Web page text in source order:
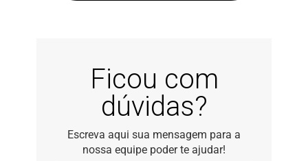
Ficou com
dúvidas?
Escreva aqui sua mensagem para a
nossa equipe poder te ajudar!